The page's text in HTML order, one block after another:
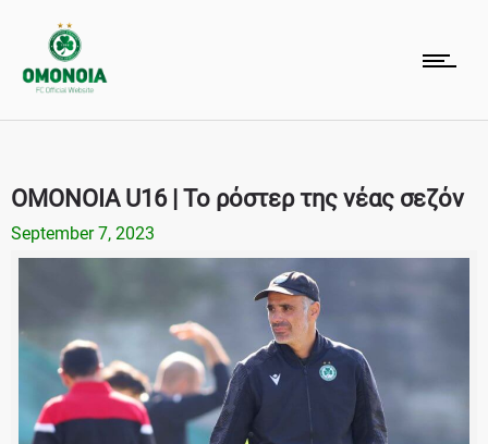
ΟΜΟΝΟΙΑ U16 | Το ρόστερ της νέας σεζόν
September 7, 2023